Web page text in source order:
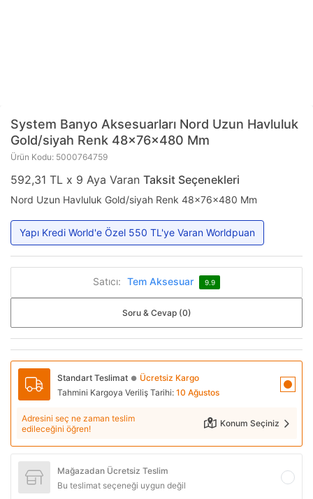
System Banyo Aksesuarları Nord Uzun Havluluk
Gold/siyah Renk 48x76x480 Mm
Ürün Kodu: 5000764759
592,31 TL x 9 Aya Varan Taksit Seçenekleri
Nord Uzun Havluluk Gold/siyah Renk 48x76x480 Mm
Yapı Kredi World'e Özel 550 TL'ye Varan Worldpuan
Satıcı: Tem Aksesuar 9.9
Soru & Cevap (0)
Standart Teslimat ● Ücretsiz Kargo
Tahmini Kargoya Veriliş Tarihi: 10 Ağustos
Adresini seç ne zaman teslim
edileceğini öğren!
Konum Seçiniz
Mağazadan Ücretsiz Teslim
Bu teslimat seçeneği uygun değil